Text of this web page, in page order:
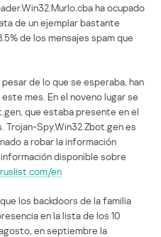
ha ocupado
de un ejemplar bastante
de los mensajes spam que
de lo que se esperaba, han
mes. En el noveno lugar se
que estaba presente en el
Trojan-Spy.Win32.Zbot.gen es
a robar la información
disponible sobre
en
los backdoors de la familia
en la lista de los 10
en septiembre la